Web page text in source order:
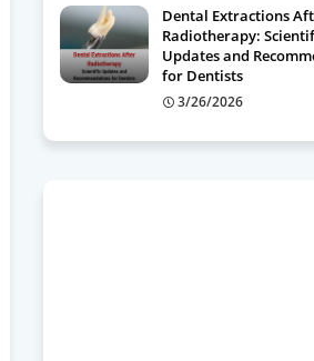
Dental Extractions
Radiotherapy:
Updates and
for Dentists
3/26/2026